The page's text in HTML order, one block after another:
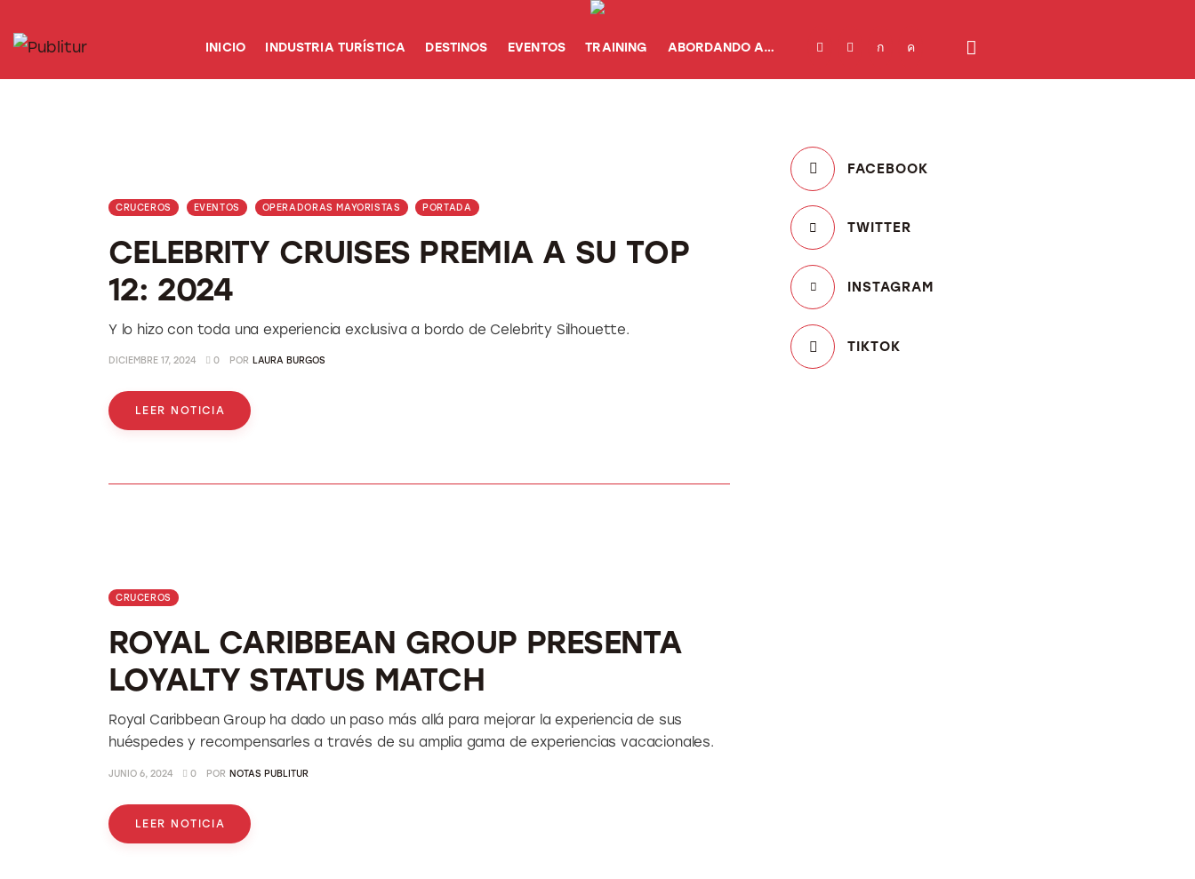
INICIO INDUSTRIA TURÍSTICA DESTINOS EVENTOS TRAINING ABORDANDO A…
ABORDANDO A…
CRUCEROS EVENTOS OPERADORAS MAYORISTAS PORTADA
CELEBRITY CRUISES PREMIA A SU TOP
12: 2024
Y lo hizo con toda una experiencia exclusiva a bordo de Celebrity Silhouette.
DICIEMBRE 17, 2024 0 POR LAURA BURGOS
LEER NOTICIA
CRUCEROS
ROYAL CARIBBEAN GROUP PRESENTA
LOYALTY STATUS MATCH
Royal Caribbean Group ha dado un paso más allá para mejorar la experiencia de sus
huéspedes y recompensarles a través de su amplia gama de experiencias vacacionales.
JUNIO 6, 2024 0 POR NOTAS PUBLITUR
LEER NOTICIA
FACEBOOK
TWITTER
INSTAGRAM
TIKTOK